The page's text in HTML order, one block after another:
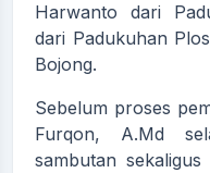
Harwanto dari
dari Padukuhan
Bojong.
Sebelum proses
Furqon, A.Md
sambutan